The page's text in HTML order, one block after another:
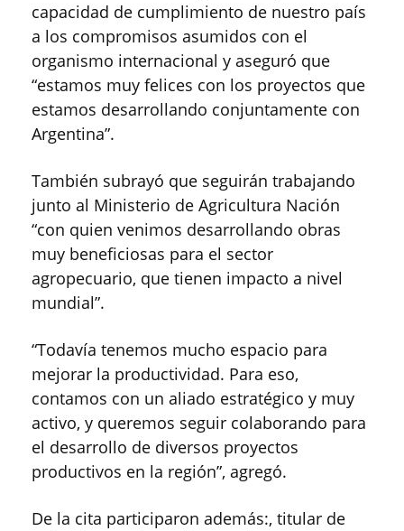
capacidad de cumplimiento de nuestro país
a los compromisos asumidos con el
organismo internacional y aseguró que
“estamos muy felices con los proyectos que
estamos desarrollando conjuntamente con
Argentina”.
También subrayó que seguirán trabajando
junto al Ministerio de Agricultura Nación
“con quien venimos desarrollando obras
muy beneficiosas para el sector
agropecuario, que tienen impacto a nivel
mundial”.
“Todavía tenemos mucho espacio para
mejorar la productividad. Para eso,
contamos con un aliado estratégico y muy
activo, y queremos seguir colaborando para
el desarrollo de diversos proyectos
productivos en la región”, agregó.
De la cita participaron además:, titular de